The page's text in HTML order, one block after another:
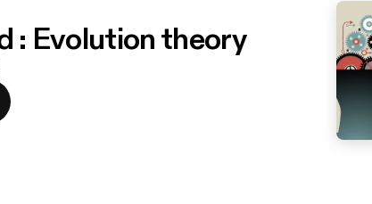
: Evolution theory